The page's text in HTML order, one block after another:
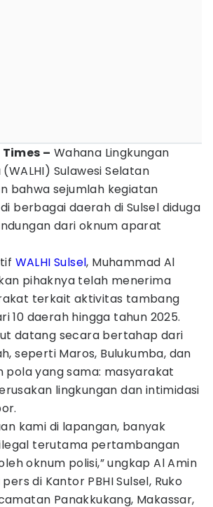
Times – Wahana Lingkungan
Sulawesi Selatan
bahwa sejumlah kegiatan
di berbagai daerah di Sulsel diduga
dari oknum aparat
WALHI Sulsel, Muhammad Al
pihaknya telah menerima
terkait aktivitas tambang
10 daerah hingga tahun 2025.
datang secara bertahap dari
seperti Maros, Bulukumba, dan
pola yang sama: masyarakat
lingkungan dan intimidasi
kami di lapangan, banyak
terutama pertambangan
oknum polisi,” ungkap Al Amin
di Kantor PBHI Sulsel, Ruko
Panakkukang, Makassar,